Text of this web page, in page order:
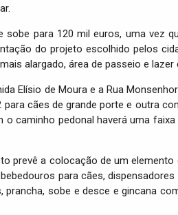
para 120 mil euros, uma vez
do projeto escolhido pelos
alargado, área de passeio e lazer
Elísio de Moura e a Rua
cães de grande porte e outra
pedonal haverá uma
a colocação de um
para cães,
sobe e desce e gincana